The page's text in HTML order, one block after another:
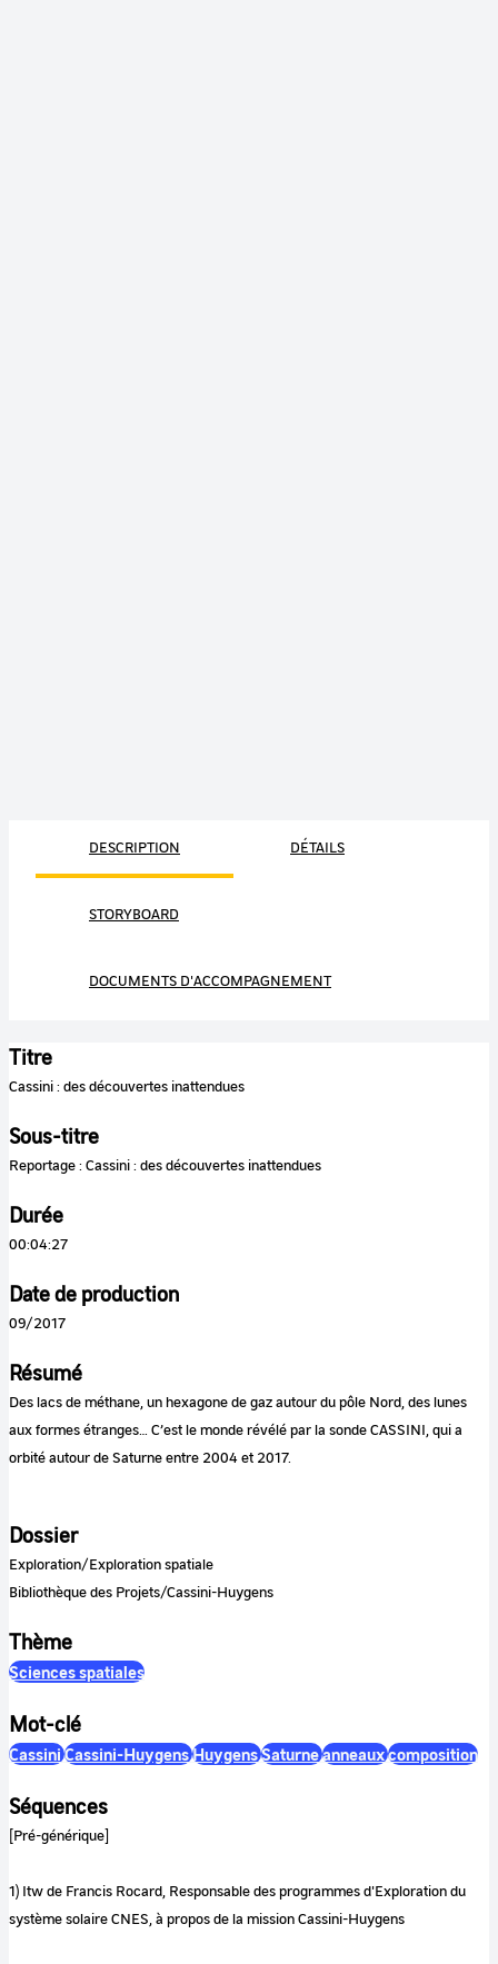
DESCRIPTION DÉTAILS
STORYBOARD
DOCUMENTS D'ACCOMPAGNEMENT
Titre
Cassini : des découvertes inattendues
Sous-titre
Reportage : Cassini : des découvertes inattendues
Durée
00:04:27
Date de production
09/2017
Résumé
Des lacs de méthane, un hexagone de gaz autour du pôle Nord, des lunes
aux formes étranges… C’est le monde révélé par la sonde CASSINI, qui a
orbité autour de Saturne entre 2004 et 2017.
Dossier
Exploration/Exploration spatiale
Bibliothèque des Projets/Cassini-Huygens
Thème
Sciences spatiales
Mot-clé
CassiniCassini-HuygensHuygensSaturneanneauxcomposition
Séquences
[Pré-générique]
1) Itw de Francis Rocard, Responsable des programmes d'Exploration du
système solaire CNES, à propos de la mission Cassini-Huygens